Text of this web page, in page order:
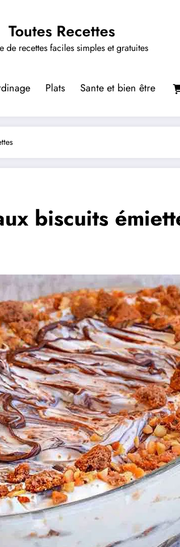
Toutes Recettes
de recettes faciles simples et gratuites
Plats Sante et bien être
biscuits